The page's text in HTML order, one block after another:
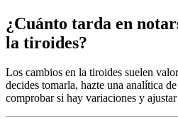
¿Cuánto tarda en
la tiroides?
Los cambios en la tiroides suelen
decides tomarla, hazte una analítica
comprobar si hay variaciones y